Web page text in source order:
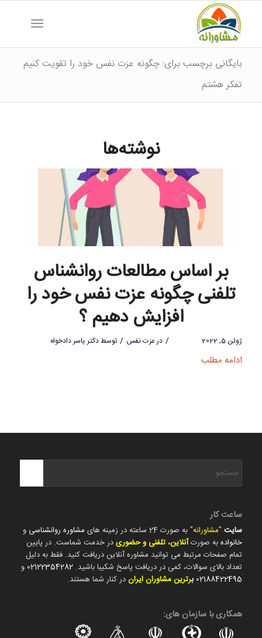
بایگانی برچسب برای: چگونه عزت نفس خود را تقویت کنیم
تفکر هشتم
نوشته‌ها
بر اساس مطالعات روانشناس
تلفنی چگونه عزت نفس خود را
افزایش دهیم ؟
ژوئن 5, 2022 / درعزت نفس / توسطدکتر یاسر دادخواه
ادامه مطلب
ساعت کار
سایت"مشاورانه" به صورت 24 ساعته در زمینه های مشاوره روانشناسی و
خانوادهبه صورتآنلاین، تلفنی و حضوریدر خدمت شماست. در پایین
تمام صفحات مرتبط می توانید مشاوره آنلاین دریافت کنید. فقط به دلیل
تعداد بالای سوالات، کمی در دریافت پاسخ شکیبا باشید. 02122354282 و
02188422495 برترین مشاوران ایراندر کنار شما هستند.
همکاری با سازمان های: